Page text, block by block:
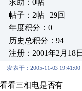
求助：0帖
帖子：2帖 | 29回
年度积分：0
历史总积分：94
注册：2001年2月18日
发表于：2005-11-03 19:41:00
看看三相电是否有